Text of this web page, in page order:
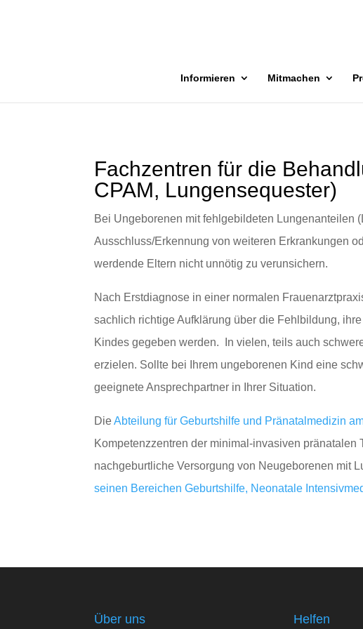
Informieren Mitmachen
Fachzentren für die
CPAM, Lungensequester)
Bei Ungeborenen mit fehlgebildeten Lungenanteilen
Ausschluss/Erkennung von weiteren Erkrankungen
werdende Eltern nicht unnötig zu verunsichern.
Nach Erstdiagnose in einer normalen
sachlich richtige Aufklärung über die Fehlbildung,
Kindes gegeben werden. In vielen, teils auch
erzielen. Sollte bei Ihrem ungeborenen Kind eine
geeignete Ansprechpartner in Ihrer Situation.
DieAbteilung für Geburtshilfe und Pränatalmedizin
Kompetenzzentren der minimal-invasiven
nachgeburtliche Versorgung von Neugeborenen mit
seinen Bereichen Geburtshilfe, Neonatale
Über uns Helfen